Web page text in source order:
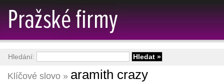
Klíčové slovo » aramith crazy
Hledání: